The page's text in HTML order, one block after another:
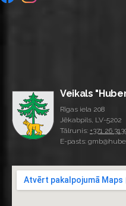
Veikals
Rīgas iela 208
Jēkabpils, LV-5202
Tālrunis: +371 26
E-pasts: